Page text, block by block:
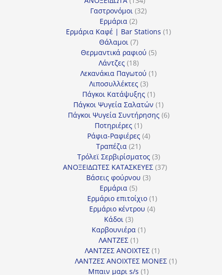
προϊόντα
Γαστρονόμοι 3232
Ερμάρια 22
προϊόντα
Ερμάρια Καφέ | Bar Stations 11
Θάλαμοι 77
προϊόντα
Θερμαντικά ραφιού 55
Λάντζες 1818
προϊόντα
Λεκανάκια Παγωτού 11
Λιποσυλλέκτες 33
προϊόντα
Πάγκοι Κατάψυξης 11
προϊόν
Πάγκοι Ψυγεία Σαλατών 11
προϊόν
Πάγκοι Ψυγεία Συντήρησης 66
Ποτηριέρες 11
προϊόν
Ράφια-Ραφιέρες 44
Τραπέζια 2121
προϊόντα
Τρόλεϊ Σερβιρίσματος 33
προϊόντα
ΑΝΟΞΕΙΔΩΤΕΣ ΚΑΤΑΣΚΕΥΕΣ 3737
Βάσεις φούρνου 33
Ερμάρια 55
προϊόντα
Ερμάριο επιτοίχιο 11
προϊόν
Ερμάριο κέντρου 44
Κάδοι 33
προϊόντα
Καρβουνιέρα 11
ΛΑΝΤΖΕΣ 11
προϊόν
ΛΑΝΤΖΕΣ ΑΝΟΙΧΤΕΣ 11
προϊόν
ΛΑΝΤΖΕΣ ΑΝΟΙΧΤΕΣ ΜΟΝΕΣ 11
Μπαιν μαρι s/s 11